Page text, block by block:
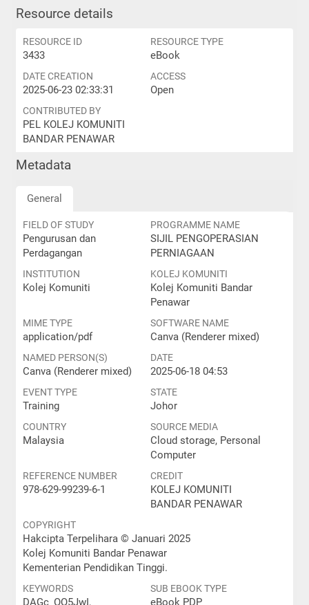
Resource details
RESOURCE ID
3433
RESOURCE TYPE
eBook
DATE CREATION
2025-06-23 02:33:31
ACCESS
Open
CONTRIBUTED BY
PEL KOLEJ KOMUNITI
BANDAR PENAWAR
Metadata
General
FIELD OF STUDY
Pengurusan dan
Perdagangan
PROGRAMME NAME
SIJIL PENGOPERASIAN
PERNIAGAAN
INSTITUTION
Kolej Komuniti
KOLEJ KOMUNITI
Kolej Komuniti Bandar
Penawar
MIME TYPE
application/pdf
SOFTWARE NAME
Canva (Renderer mixed)
NAMED PERSON(S)
Canva (Renderer mixed)
DATE
2025-06-18 04:53
EVENT TYPE
Training
STATE
Johor
COUNTRY
Malaysia
SOURCE MEDIA
Cloud storage, Personal
Computer
REFERENCE NUMBER
978-629-99239-6-1
CREDIT
KOLEJ KOMUNITI
BANDAR PENAWAR
COPYRIGHT
Hakcipta Terpelihara © Januari 2025
Kolej Komuniti Bandar Penawar
Kementerian Pendidikan Tinggi.
KEYWORDS
DAGc_OQ5JwI,
SUB EBOOK TYPE
eBook PDP